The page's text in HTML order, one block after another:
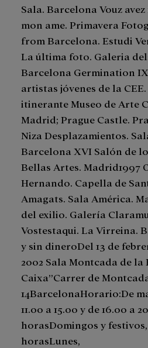
Sala. Barcelona Vouz
mon ame. Primavera
from Barcelona. Estudi
La última foto. Galeria
Barcelona Germination
artistas jóvenes de la
itinerante Museo de Arte
Madrid; Prague Castle.
Niza Desplazamientos.
Barcelona XVI Salón de
Bellas Artes. Madrid1997
Hernando. Capella de
Amagats. Sala América.
del exilio. Galería
Vostestaqui. La Virreina.
y sin dineroDel 13 de
2002 Sala Montcada de la
Caixa”Carrer de
14BarcelonaHorario:De
11.00 a 15.00 y de 16.00 a
horasDomingos y festivos,
horasLunes,